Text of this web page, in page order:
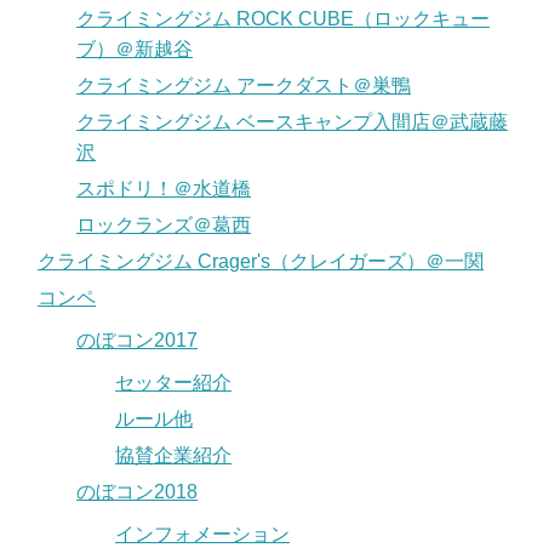
クライミングジム ROCK CUBE（ロックキュー
ブ）＠新越谷
クライミングジム アークダスト＠巣鴨
クライミングジム ベースキャンプ入間店＠武蔵藤
沢
スポドリ！＠水道橋
ロックランズ＠葛西
クライミングジム Crager's（クレイガーズ）＠一関
コンペ
のぼコン2017
セッター紹介
ルール他
協賛企業紹介
のぼコン2018
インフォメーション